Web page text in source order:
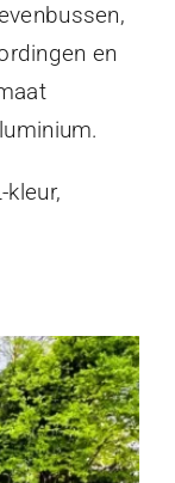
en
kleur,